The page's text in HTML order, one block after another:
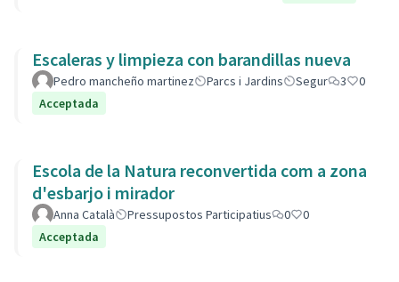
Escaleras y limpieza con barandillas nueva
Pedro mancheño martinez Parcs i Jardins Segur 3
0
Acceptada
Escola de la Natura reconvertida com a zona
d'esbarjo i mirador
Anna Català Pressupostos Participatius 0
0
Acceptada